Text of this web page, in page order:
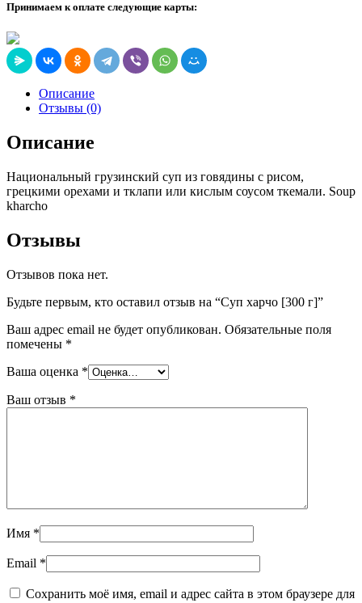
Принимаем к оплате следующие карты:
Описание
Отзывы (0)
Описание
Национальный грузинский суп из говядины с рисом,
грецкими орехами и тклапи или кислым соусом ткемали. Soup
kharcho
Отзывы
Отзывов пока нет.
Будьте первым, кто оставил отзыв на “Суп харчо [300 г]”
Ваш адрес email не будет опубликован. Обязательные поля
помечены *
Ваша оценка *
Ваш отзыв *
Имя *
Email *
Сохранить моё имя, email и адрес сайта в этом браузере для